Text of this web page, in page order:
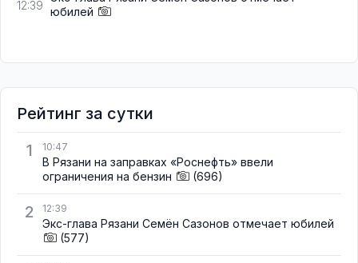
12:39
юбилей
Рейтинг за сутки
1
10:47
В Рязани на заправках «Роснефть» ввели
ограничения на бензин
(696)
2 12:39
Экс-глава Рязани Семён Сазонов отмечает юбилей
(577)